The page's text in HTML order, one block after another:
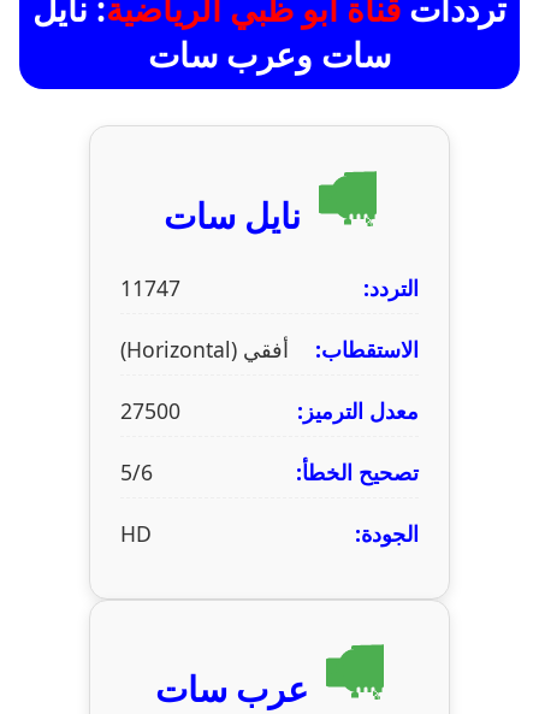
سات وعرب سات
نايل سات
التردد: 11747
الاستقطاب: أفقي (Horizontal)
معدل الترميز: 27500
تصحيح الخطأ: 5/6
الجودة: HD
عرب سات